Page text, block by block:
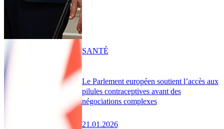
Le Parlement européen soutient l’accès aux
pilules contraceptives avant des
négociations complexes
21.01.2026
SANTÉ